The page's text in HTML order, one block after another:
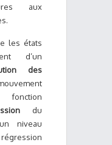
aux
les états
d’un
des
fonction
du
niveau